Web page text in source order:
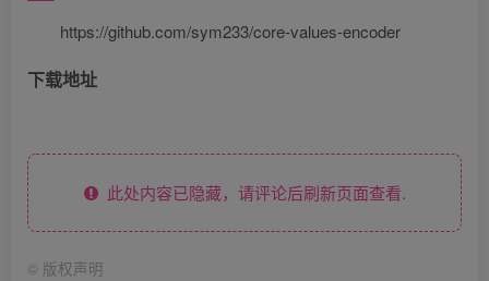
https://github.com/sym233/core-values-encoder
下载地址
此处内容已隐藏，请评论后刷新页面查看.
© 版权声明